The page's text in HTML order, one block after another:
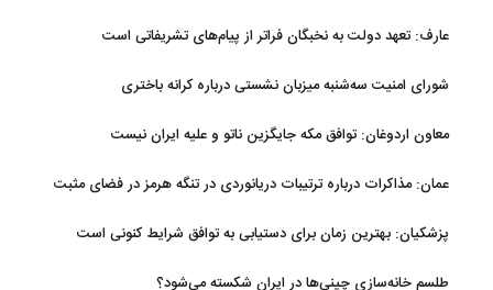
عارف: تعهد دولت به نخبگان فراتر از پیام‎‌های تشریفاتی است
شورای امنیت سه‌شنبه میزبان نشستی درباره کرانه باختری
معاون اردوغان: توافق مکه جایگزین ناتو و علیه ایران نیست
عمان: مذاکرات درباره ترتیبات دریانوردی در تنگه هرمز در فضای مثبت
پزشکیان‌: بهترین زمان برای دستیابی به توافق شرایط کنونی است
طلسم خانه‌سازی چینی‌ها در ایران شکسته می‌شود؟